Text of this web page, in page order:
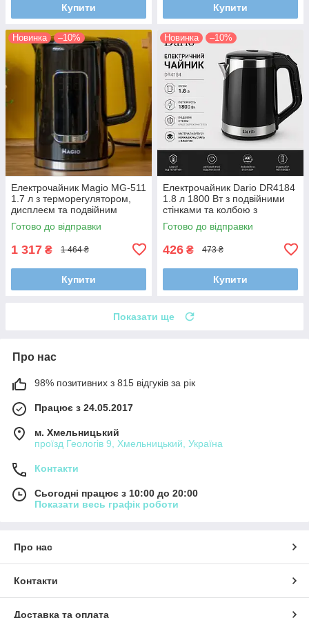
Купити Купити
Новинка –10%
Електрочайник Magio MG-511
1.7 л з терморегулятором,
дисплеєм та подвійним
корпусом (ефект термоса)
Готово до відправки
1 317 ₴ 1 464 ₴
Купити
Новинка –10%
Електрочайник Dario DR4184
1.8 л 1800 Вт з подвійними
стінками та колбою з
нержавіючої сталі
Готово до відправки
426 ₴ 473 ₴
Купити
Показати ще
Про нас
98% позитивних з 815 відгуків за рік
Працює з 24.05.2017
м. Хмельницький
проїзд Геологів 9, Хмельницький, Україна
Контакти
Сьогодні працює з 10:00 до 20:00
Показати весь графік роботи
Про нас
Контакти
Доставка та оплата